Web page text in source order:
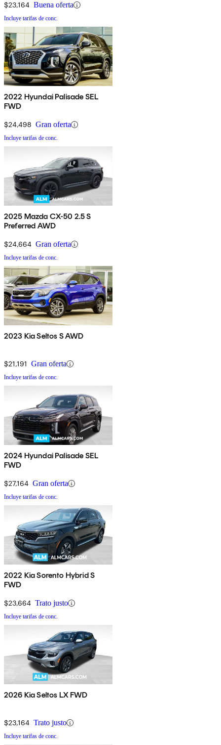
$23,164 Buena oferta
Incluye tarifas de conc.
2022 Hyundai Palisade SEL
FWD
$24,498 Gran oferta
Incluye tarifas de conc.
2025 Mazda CX-50 2.5 S
Preferred AWD
$24,664 Gran oferta
Incluye tarifas de conc.
2023 Kia Seltos S AWD
$21,191 Gran oferta
Incluye tarifas de conc.
2024 Hyundai Palisade SEL
FWD
$27,164 Gran oferta
Incluye tarifas de conc.
2022 Kia Sorento Hybrid S
FWD
$23,664 Trato justo
Incluye tarifas de conc.
2026 Kia Seltos LX FWD
$23,164 Trato justo
Incluye tarifas de conc.